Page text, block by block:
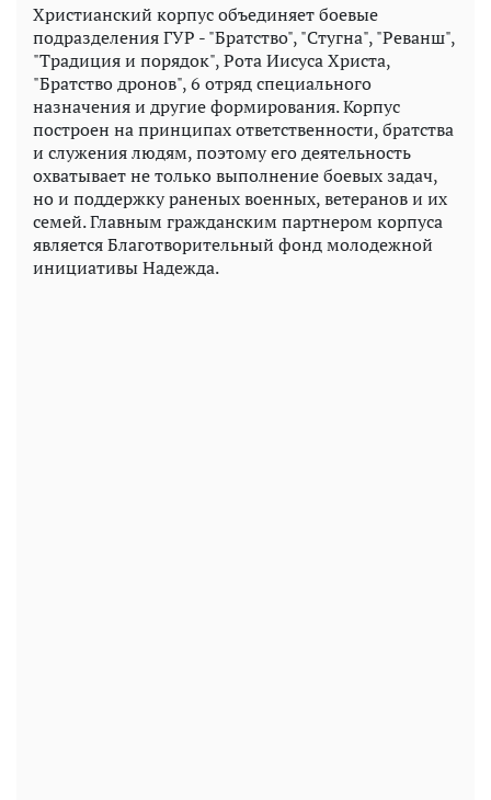
Христианский корпус объединяет боевые
подразделения ГУР - "Братство", "Стугна", "Реванш",
"Традиция и порядок", Рота Иисуса Христа,
"Братство дронов", 6 отряд специального
назначения и другие формирования. Корпус
построен на принципах ответственности, братства
и служения людям, поэтому его деятельность
охватывает не только выполнение боевых задач,
но и поддержку раненых военных, ветеранов и их
семей. Главным гражданским партнером корпуса
является Благотворительный фонд молодежной
инициативы Надежда.